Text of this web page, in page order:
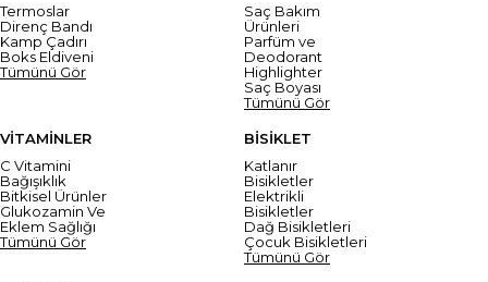
Termoslar
Direnç Bandı
Kamp Çadırı
Boks Eldiveni
Tümünü Gör
Saç Bakım
Ürünleri
Parfüm ve
Deodorant
Highlighter
Saç Boyası
Tümünü Gör
VİTAMİNLER
C Vitamini
Bağışıklık
Bitkisel Ürünler
Glukozamin Ve
Eklem Sağlığı
Tümünü Gör
BİSİKLET
Katlanır
Bisikletler
Elektrikli
Bisikletler
Dağ Bisikletleri
Çocuk Bisikletleri
Tümünü Gör